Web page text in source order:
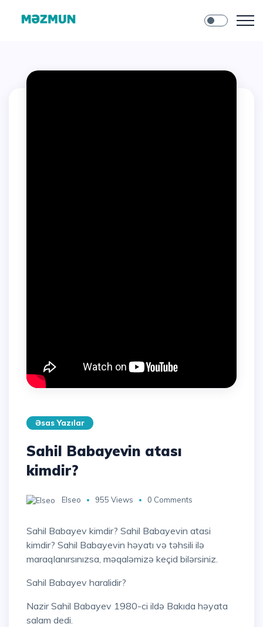
Əsas Yazılar
Sahil Babayevin atası
kimdir?
Elseo 955 Views 0 Comments
Sahil Babayev kimdir? Sahil Babayevin atasi
kimdir? Sahil Babayevin həyatı və təhsili ilə
maraqlanırsınızsa, məqaləmizə keçid bilərsiniz.
Sahil Babayev haralidir?
Nazir Sahil Babayev 1980-ci ildə Bakıda həyata
salam dedi.